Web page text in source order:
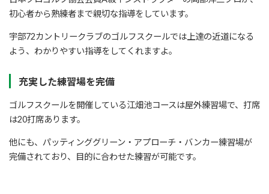
初心者から熟練者まで親切な指導をしています。
宇部72カントリークラブのゴルフスクールでは上達の近道になる
よう、わかりやすい指導をしてくれますよ。
充実した練習場を完備
ゴルフスクールを開催している江畑池コースは屋外練習場で、打席
は20打席あります。
他にも、パッティンググリーン・アプローチ・バンカー練習場が
完備されており、目的に合わせた練習が可能です。